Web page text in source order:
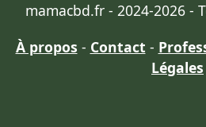
mamacbd.fr - 2024-2026 -
À propos - Contact -
Légales